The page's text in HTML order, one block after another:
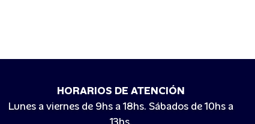
HORARIOS DE ATENCIÓN
Lunes a viernes de 9hs a 18hs. Sábados de 10hs a
13hs.